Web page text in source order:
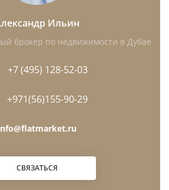
цена в каталоге Imkan?
готовые объекты?
или виллу в AlJurf Gardens?
для быстрой перепродажи?
Golden Visa при покупке
Ильин
брокер по недвижимости в Дубае
+7 (495) 128-52-03
+971(56)155-90-29
СВЯЗАТЬСЯ